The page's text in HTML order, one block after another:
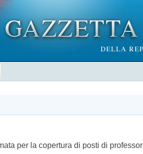
per la copertura di posti di